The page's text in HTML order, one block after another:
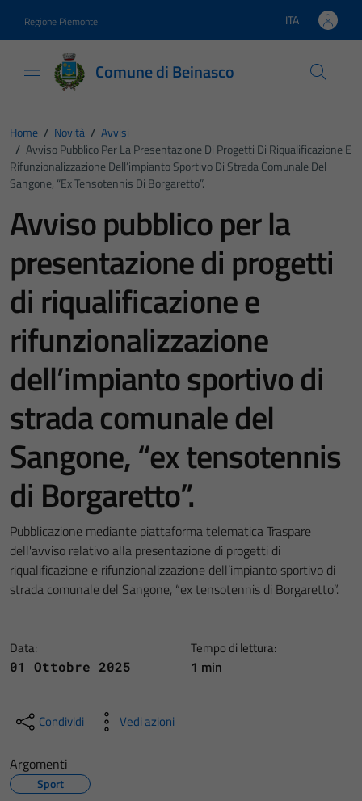
Regione Piemonte Lingua attiva:
ITA
Comune di Beinasco
Home / Novità / Avvisi
/ Avviso Pubblico Per La Presentazione Di Progetti Di Riqualificazione E
Rifunzionalizzazione Dell’impianto Sportivo Di Strada Comunale Del
Sangone, “ex Tensotennis Di Borgaretto”.
Avviso pubblico per la
presentazione di progetti
di riqualificazione e
rifunzionalizzazione
dell’impianto sportivo di
strada comunale del
Sangone, “ex tensotennis
di Borgaretto”.
Pubblicazione mediante piattaforma telematica Traspare
dell'avviso relativo alla presentazione di progetti di
riqualificazione e rifunzionalizzazione dell’impianto sportivo di
strada comunale del Sangone, “ex tensotennis di Borgaretto”.
Data:
01 Ottobre 2025
Tempo di lettura:
1 min
Condividi Vedi azioni
Argomenti
Sport